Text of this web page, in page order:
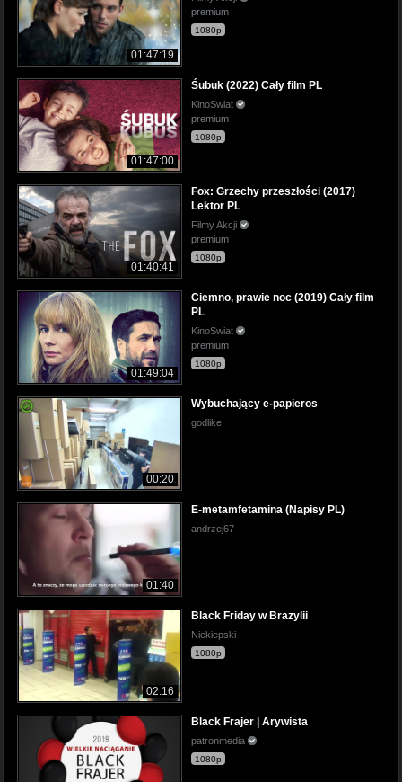
01:47:19
premium
1080p
01:47:00
Śubuk (2022) Cały film PL
KinoSwiat
premium
1080p
01:40:41
Fox: Grzechy przeszłości (2017)
Lektor PL
Filmy Akcji
premium
1080p
01:49:04
Ciemno, prawie noc (2019) Cały film
PL
KinoSwiat
premium
1080p
00:20
Wybuchający e-papieros
godlike
01:40
E-metamfetamina (Napisy PL)
andrzej67
02:16
Black Friday w Brazylii
Niekiepski
1080p
Black Frajer | Arywista
patronmedia
1080p